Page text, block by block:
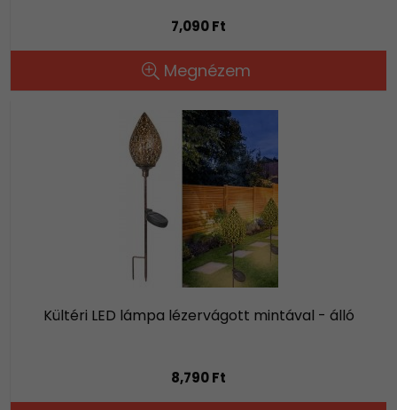
7,090 Ft
Megnézem
Kültéri LED lámpa lézervágott mintával - álló
8,790 Ft